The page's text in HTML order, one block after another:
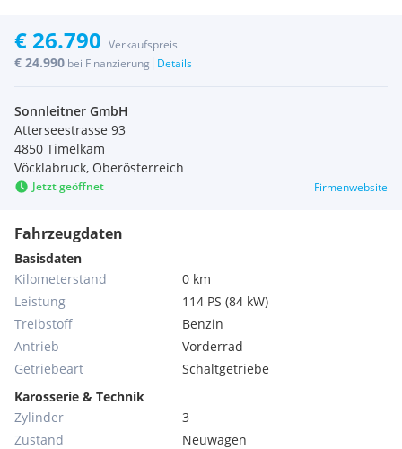
€ 26.790 Verkaufspreis
€ 24.990 bei Finanzierung Details
Sonnleitner GmbH
Atterseestrasse 93
4850 Timelkam
Vöcklabruck, Oberösterreich
Jetzt geöffnet Firmenwebsite
Fahrzeugdaten
Basisdaten
Kilometerstand
0 km
Leistung
114 PS (84 kW)
Treibstoff
Benzin
Antrieb
Vorderrad
Getriebeart
Schaltgetriebe
Karosserie & Technik
Zylinder
3
Zustand
Neuwagen